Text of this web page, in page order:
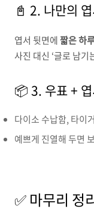
📓 2. 나만의
엽서 뒷면에짧은 하
사진 대신 ‘글로 남기
📦 3. 우표 +
다이소 수납함, 타이
예쁘게 진열해 두면
✅ 마무리 정